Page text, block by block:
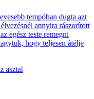
tempóban dugta azt
annyira rászorított
egész teste remegni
hogy teljesen átélje
asztal